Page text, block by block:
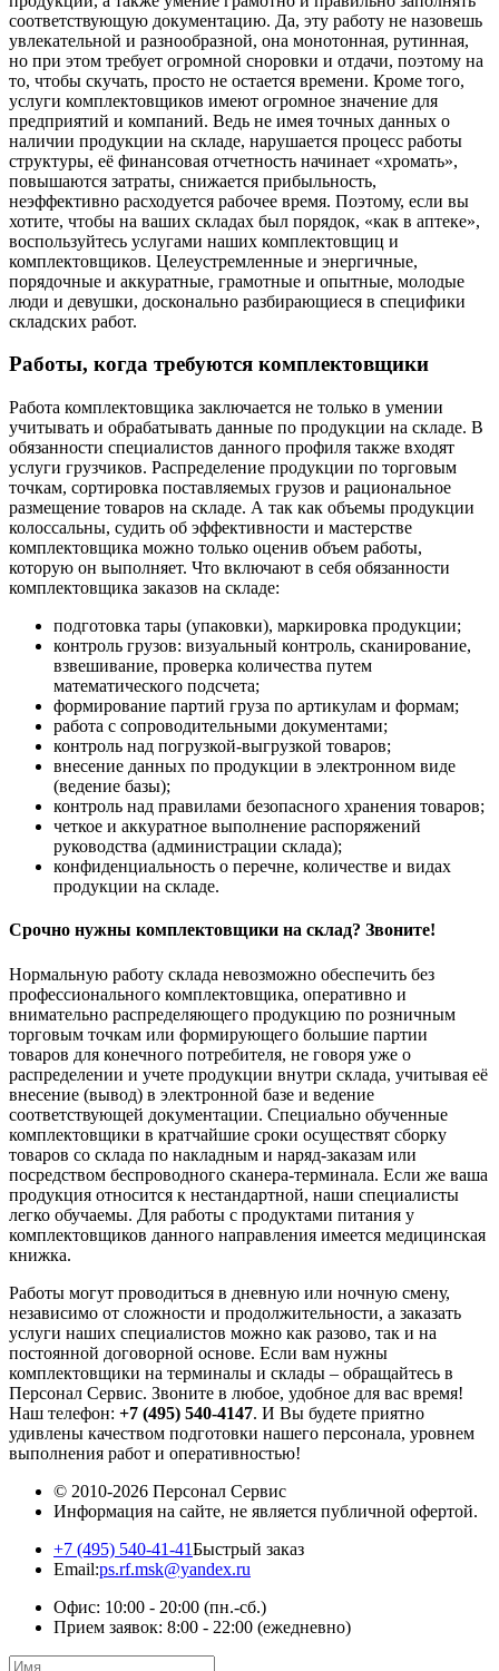
соответствующую документацию. Да, эту работу не назовешь
увлекательной и разнообразной, она монотонная, рутинная,
но при этом требует огромной сноровки и отдачи, поэтому на
то, чтобы скучать, просто не остается времени. Кроме того,
услуги комплектовщиков имеют огромное значение для
предприятий и компаний. Ведь не имея точных данных о
наличии продукции на складе, нарушается процесс работы
структуры, её финансовая отчетность начинает «хромать»,
повышаются затраты, снижается прибыльность,
неэффективно расходуется рабочее время. Поэтому, если вы
хотите, чтобы на ваших складах был порядок, «как в аптеке»,
воспользуйтесь услугами наших комплектовщиц и
комплектовщиков. Целеустремленные и энергичные,
порядочные и аккуратные, грамотные и опытные, молодые
люди и девушки, досконально разбирающиеся в специфики
складских работ.
Работы, когда требуются комплектовщики
Работа комплектовщика заключается не только в умении
учитывать и обрабатывать данные по продукции на складе. В
обязанности специалистов данного профиля также входят
услуги грузчиков. Распределение продукции по торговым
точкам, сортировка поставляемых грузов и рациональное
размещение товаров на складе. А так как объемы продукции
колоссальны, судить об эффективности и мастерстве
комплектовщика можно только оценив объем работы,
которую он выполняет. Что включают в себя обязанности
комплектовщика заказов на складе:
подготовка тары (упаковки), маркировка продукции;
контроль грузов: визуальный контроль, сканирование,
взвешивание, проверка количества путем
математического подсчета;
формирование партий груза по артикулам и формам;
работа с сопроводительными документами;
контроль над погрузкой-выгрузкой товаров;
внесение данных по продукции в электронном виде
(ведение базы);
контроль над правилами безопасного хранения товаров;
четкое и аккуратное выполнение распоряжений
руководства (администрации склада);
конфиденциальность о перечне, количестве и видах
продукции на складе.
Срочно нужны комплектовщики на склад? Звоните!
Нормальную работу склада невозможно обеспечить без
профессионального комплектовщика, оперативно и
внимательно распределяющего продукцию по розничным
торговым точкам или формирующего большие партии
товаров для конечного потребителя, не говоря уже о
распределении и учете продукции внутри склада, учитывая её
внесение (вывод) в электронной базе и ведение
соответствующей документации. Специально обученные
комплектовщики в кратчайшие сроки осуществят сборку
товаров со склада по накладным и наряд-заказам или
посредством беспроводного сканера-терминала. Если же ваша
продукция относится к нестандартной, наши специалисты
легко обучаемы. Для работы с продуктами питания у
комплектовщиков данного направления имеется медицинская
книжка.
Работы могут проводиться в дневную или ночную смену,
независимо от сложности и продолжительности, а заказать
услуги наших специалистов можно как разово, так и на
постоянной договорной основе. Если вам нужны
комплектовщики на терминалы и склады – обращайтесь в
Персонал Сервис. Звоните в любое, удобное для вас время!
Наш телефон: +7 (495) 540-4147. И Вы будете приятно
удивлены качеством подготовки нашего персонала, уровнем
выполнения работ и оперативностью!
© 2010-2026 Персонал Сервис
Информация на сайте, не является публичной офертой.
+7 (495) 540-41-41Быстрый заказ
Email:ps.rf.msk@yandex.ru
Офис: 10:00 - 20:00 (пн.-сб.)
Прием заявок: 8:00 - 22:00 (ежедневно)